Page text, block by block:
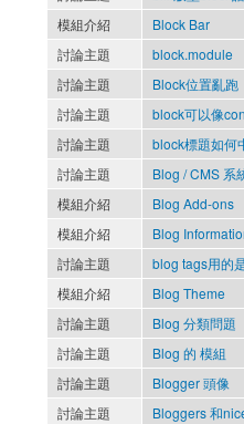
模組介紹
Block Bar
討論主題
block.module
討論主題
Block位置亂跑
討論主題
block可以像
討論主題
block標題如何
討論主題
Blog / CMS 系
模組介紹
Blog Add-ons
模組介紹
Blog
討論主題
blog tags用的
模組介紹
Blog Theme
討論主題
Blog 分類問題
討論主題
Blog 的 模組
討論主題
Blogger 頭像
討論主題
Bloggers 和